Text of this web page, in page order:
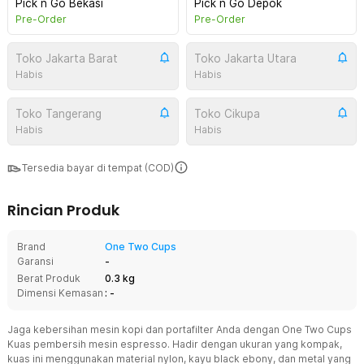
Pick n Go Bekasi
Pre-Order
Pick n Go Depok
Pre-Order
Toko Jakarta Barat
Habis
Toko Jakarta Utara
Habis
Toko Tangerang
Habis
Toko Cikupa
Habis
Tersedia bayar di tempat (COD)
Rincian Produk
Brand
One Two Cups
Garansi
-
Berat Produk
0.3 kg
Dimensi Kemasan : -
Jaga kebersihan mesin kopi dan portafilter Anda dengan One Two Cups
Kuas pembersih mesin espresso. Hadir dengan ukuran yang kompak,
kuas ini menggunakan material nylon, kayu black ebony, dan metal yang